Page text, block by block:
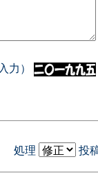
力）
処理
投